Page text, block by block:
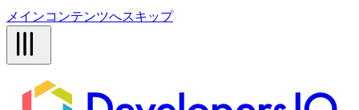
メインコンテンツへスキップ